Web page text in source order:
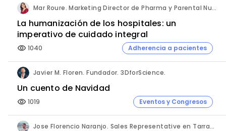
Mar Roure. Marketing Director de Pharma y Parental Nutrition. Fresenius Kabi España.
La humanización de los hospitales: un
imperativo de cuidado integral
visibility 1040 Adherencia a pacientes
Javier M. Floren. Fundador. 3DforScience.
Un cuento de Navidad
visibility 1019 Eventos y Congresos
Jose Florencio Naranjo. Sales Representative en Tarragona.